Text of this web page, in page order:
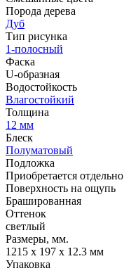
Порода дерева
Дуб
Тип рисунка
1-полосный
Фаска
U-образная
Водостойкость
Влагостойкий
Толщина
12 мм
Блеск
Полуматовый
Подложка
Приобретается отдельно
Поверхность на ощупь
Брашированная
Оттенок
светлый
Размеры, мм.
1215 х 197 х 12.3 мм
Упаковка